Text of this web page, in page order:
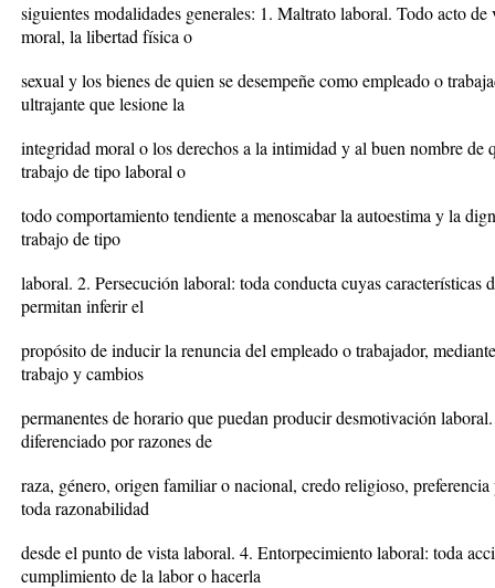
siguientes modalidades generales: 1. Maltrato laboral. Todo acto
moral, la libertad física o
sexual y los bienes de quien se desempeñe como empleado o
ultrajante que lesione la
integridad moral o los derechos a la intimidad y al buen nombre de
trabajo de tipo laboral o
todo comportamiento tendiente a menoscabar la autoestima y la
trabajo de tipo
laboral. 2. Persecución laboral: toda conducta cuyas características
permitan inferir el
propósito de inducir la renuncia del empleado o trabajador,
trabajo y cambios
permanentes de horario que puedan producir desmotivación
diferenciado por razones de
raza, género, origen familiar o nacional, credo religioso,
toda razonabilidad
desde el punto de vista laboral. 4. Entorpecimiento laboral: toda
cumplimiento de la labor o hacerla